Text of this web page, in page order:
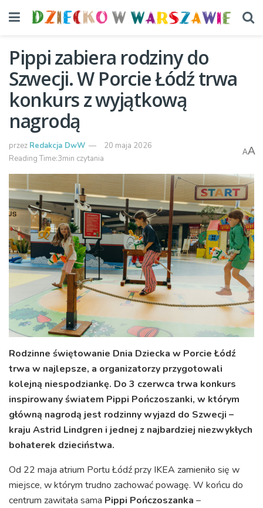
Pippi zabiera rodziny do
Szwecji. W Porcie Łódź trwa
konkurs z wyjątkową
nagrodą
przez Redakcja DwW
20 maja 2026
Reading Time:3min czytania
AA
Rodzinne świętowanie Dnia Dziecka w Porcie Łódź
trwa w najlepsze, a organizatorzy przygotowali
kolejną niespodziankę. Do 3 czerwca trwa konkurs
inspirowany światem Pippi Pończoszanki, w którym
główną nagrodą jest rodzinny wyjazd do Szwecji –
kraju Astrid Lindgren i jednej z najbardziej niezwykłych
bohaterek dzieciństwa.
Od 22 maja atrium Portu Łódź przy IKEA zamieniło się w
miejsce, w którym trudno zachować powagę. W końcu do
centrum zawitała sama Pippi Pończoszanka –